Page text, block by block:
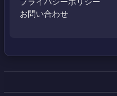
お問い合わせ